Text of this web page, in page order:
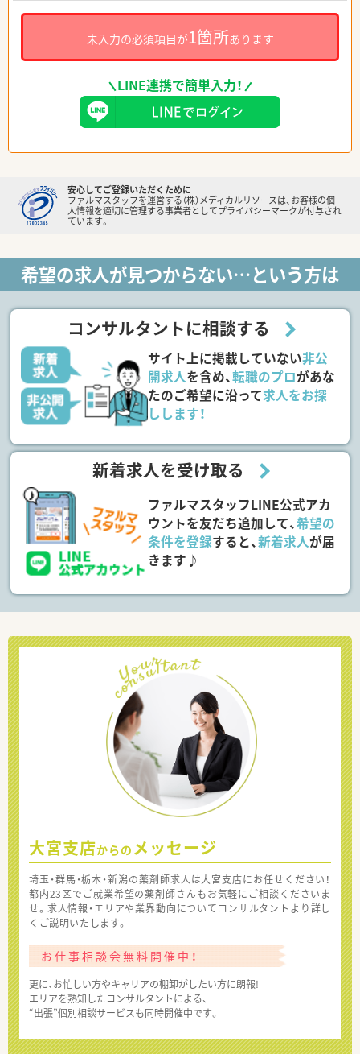
未入力の必須項目が1箇所あります
LINE連携で簡単入力！
安心してご登録いただくために
ファルマスタッフを運営する（株）メディカルリソースは、お客様の個
人情報を適切に管理する事業者としてプライバシーマークが付与され
ています。
希望の求人が見つからない…という方は
コンサルタントに相談する
サイト上に掲載していない非公
開求人を含め、転職のプロがあな
たのご希望に沿って求人をお探
しします！
新着求人を受け取る
ファルマスタッフLINE公式アカ
ウントを友だち追加して、希望の
条件を登録すると、新着求人が届
きます♪
大宮支店からの メッセージ
埼玉・群馬・栃木・新潟の薬剤師求人は大宮支店にお任せください！
都内23区でご就業希望の薬剤師さんもお気軽にご相談くださいま
せ。求人情報・エリアや業界動向についてコンサルタントより詳し
くご説明いたします。
お仕事相談会無料開催中！
更に、お忙しい方やキャリアの棚卸がしたい方に朗報!
エリアを熟知したコンサルタントによる、
“出張”個別相談サービスも同時開催中です。